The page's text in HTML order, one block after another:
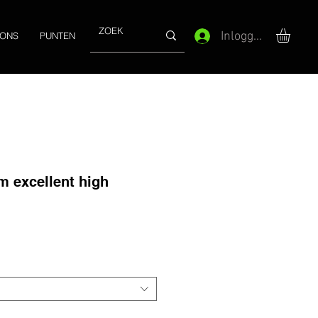
PUNTEN Inloggen
excellent high